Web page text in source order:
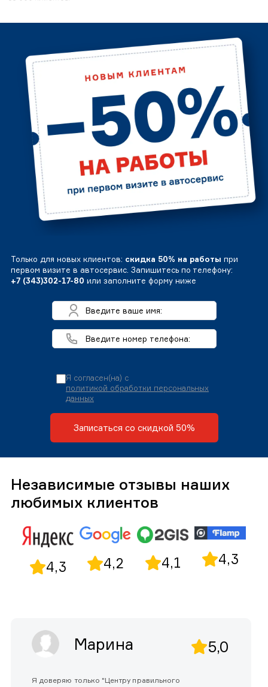
Только для новых клиентов: скидка 50% на работы при
первом визите в автосервис. Запишитесь по телефону:
+7 (343)302-17-80 или заполните форму ниже
Я согласен(на) с
политикой обработки персональных
данных
Записаться со скидкой 50%
Независимые отзывы наших
любимых клиентов
4,3 4,2 4,1 4,3
Марина 5,0
Я доверяю только "Центру правильного